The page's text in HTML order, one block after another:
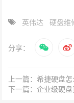
英伟达 硬盘维
分享：
上一篇：希捷硬盘
下一篇：企业级硬